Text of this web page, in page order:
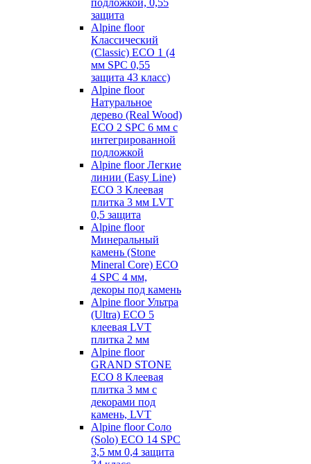
подложкой, 0,55
защита
Alpine floor
Классический
(Classic) ECO 1 (4
мм SPC 0,55
защита 43 класс)
Alpine floor
Натуральное
дерево (Real Wood)
ECO 2 SPC 6 мм с
интегрированной
подложкой
Alpine floor Легкие
линии (Easy Line)
ECO 3 Клеевая
плитка 3 мм LVT
0,5 защита
Alpine floor
Минеральный
камень (Stone
Mineral Core) ECO
4 SPC 4 мм,
декоры под камень
Alpine floor Ультра
(Ultra) ECO 5
клеевая LVT
плитка 2 мм
Alpine floor
GRAND STONE
ECO 8 Клеевая
плитка 3 мм с
декорами под
камень, LVT
Alpine floor Соло
(Solo) ECO 14 SPC
3,5 мм 0,4 защита